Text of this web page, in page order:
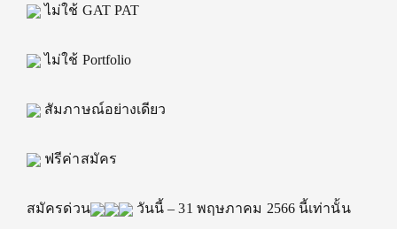
ไม่ใช้ GAT PAT
ไม่ใช้ Portfolio
สัมภาษณ์อย่างเดียว
ฟรีค่าสมัคร
สมัครด่วน วันนี้ – 31 พฤษภาคม 2566 นี้เท่านั้น